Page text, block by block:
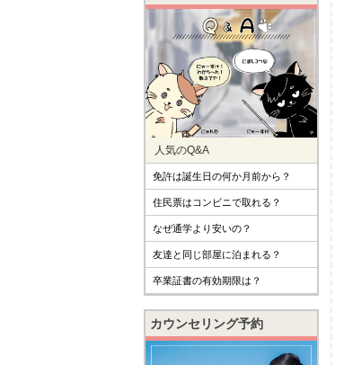
人気のQ&A
免許は誕生日の何か月前から？
住民票はコンビニで取れる？
なぜ通学より安いの？
友達と同じ部屋に泊まれる？
卒業証書の有効期限は？
カウンセリング予約